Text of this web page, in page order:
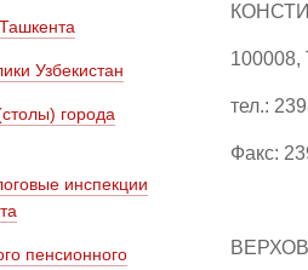
Узбекистан
города
инспекции
пенсионного
тел.:
Факс: